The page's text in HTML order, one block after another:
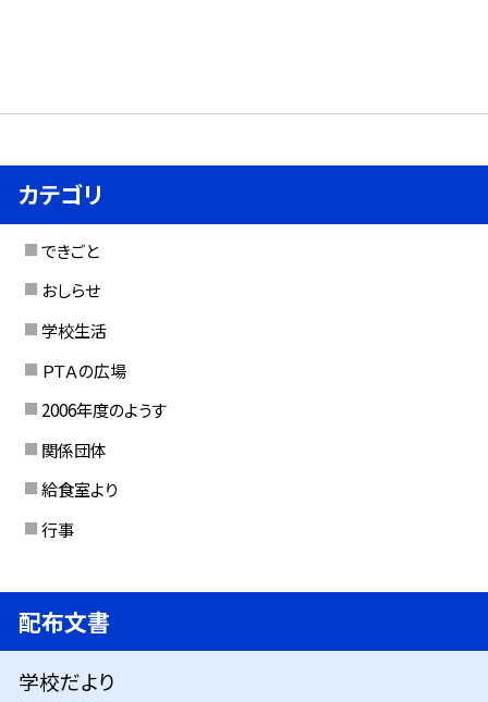
カテゴリ
できごと
おしらせ
学校生活
ＰＴＡの広場
2006年度のようす
関係団体
給食室より
行事
配布文書
学校だより